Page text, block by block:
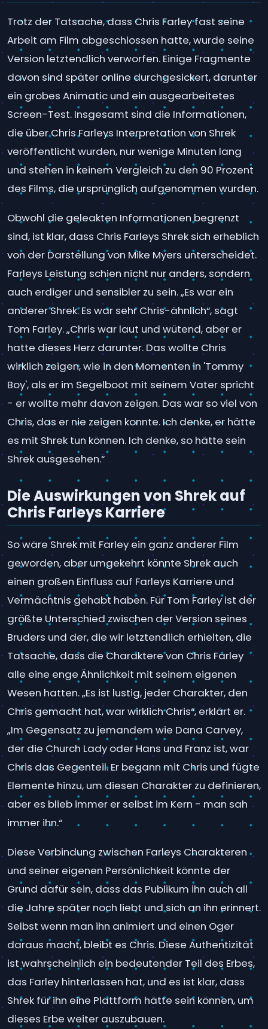
Trotz der Tatsache, dass Chris Farley fast seine
Arbeit am Film abgeschlossen hatte, wurde seine
Version letztendlich verworfen. Einige Fragmente
davon sind später online durchgesickert, darunter
ein grobes Animatic und ein ausgearbeitetes
Screen-Test. Insgesamt sind die Informationen,
die über Chris Farleys Interpretation von Shrek
veröffentlicht wurden, nur wenige Minuten lang
und stehen in keinem Vergleich zu den 90 Prozent
des Films, die ursprünglich aufgenommen wurden.
Obwohl die geleakten Informationen begrenzt
sind, ist klar, dass Chris Farleys Shrek sich erheblich
von der Darstellung von Mike Myers unterscheidet.
Farleys Leistung schien nicht nur anders, sondern
auch erdiger und sensibler zu sein. „Es war ein
anderer Shrek. Es war sehr Chris-ähnlich“, sagt
Tom Farley. „Chris war laut und wütend, aber er
hatte dieses Herz darunter. Das wollte Chris
wirklich zeigen, wie in den Momenten in 'Tommy
Boy', als er im Segelboot mit seinem Vater spricht
- er wollte mehr davon zeigen. Das war so viel von
Chris, das er nie zeigen konnte. Ich denke, er hätte
es mit Shrek tun können. Ich denke, so hätte sein
Shrek ausgesehen.“
Die Auswirkungen von Shrek auf
Chris Farleys Karriere
So wäre Shrek mit Farley ein ganz anderer Film
geworden, aber umgekehrt könnte Shrek auch
einen großen Einfluss auf Farleys Karriere und
Vermächtnis gehabt haben. Für Tom Farley ist der
größte Unterschied zwischen der Version seines
Bruders und der, die wir letztendlich erhielten, die
Tatsache, dass die Charaktere von Chris Farley
alle eine enge Ähnlichkeit mit seinem eigenen
Wesen hatten. „Es ist lustig, jeder Charakter, den
Chris gemacht hat, war wirklich Chris“, erklärt er.
„Im Gegensatz zu jemandem wie Dana Carvey,
der die Church Lady oder Hans und Franz ist, war
Chris das Gegenteil. Er begann mit Chris und fügte
Elemente hinzu, um diesen Charakter zu definieren,
aber es blieb immer er selbst im Kern - man sah
immer ihn.“
Diese Verbindung zwischen Farleys Charakteren
und seiner eigenen Persönlichkeit könnte der
Grund dafür sein, dass das Publikum ihn auch all
die Jahre später noch liebt und sich an ihn erinnert.
Selbst wenn man ihn animiert und einen Oger
daraus macht, bleibt es Chris. Diese Authentizität
ist wahrscheinlich ein bedeutender Teil des Erbes,
das Farley hinterlassen hat, und es ist klar, dass
Shrek für ihn eine Plattform hätte sein können, um
dieses Erbe weiter auszubauen.